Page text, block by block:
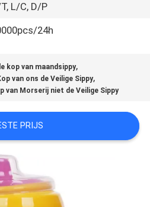
L/C, D/P
24h
kop van maandsippy,
van ons de Veilige Sippy,
van Morserij niet de Veilige Sippy
PRIJS